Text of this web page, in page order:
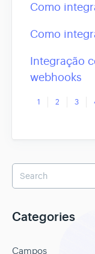
Como
Como
Integração
webhooks
1 2 3
Categories
Campos